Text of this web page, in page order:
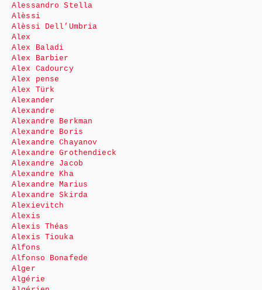
Alessandro Stella
Alèssi
Alèssi Dell’Umbria
Alex
Alex Baladi
Alex Barbier
Alex Cadourcy
Alex pense
Alex Türk
Alexander
Alexandre
Alexandre Berkman
Alexandre Boris
Alexandre Chayanov
Alexandre Grothendieck
Alexandre Jacob
Alexandre Kha
Alexandre Marius
Alexandre Skirda
Alexievitch
Alexis
Alexis Théas
Alexis Tiouka
Alfons
Alfonso Bonafede
Alger
Algérie